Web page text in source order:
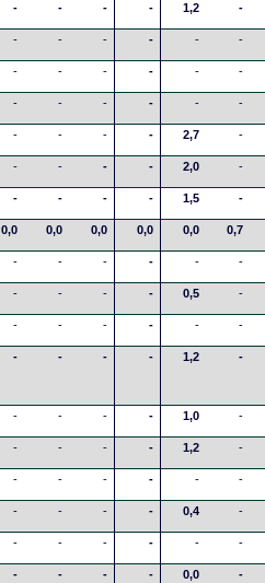
- - - - 1,2 -
- - - - - -
- - - - - -
- - - - - -
- - - - 2,7 -
- - - - 2,0 -
- - - - 1,5 -
0,0 0,0 0,0 0,0 0,0 0,7
- - - - - -
- - - - 0,5 -
- - - - - -
- - - - 1,2 -
- - - - 1,0 -
- - - - 1,2 -
- - - - - -
- - - - 0,4 -
- - - - - -
- - - - 0,0 -